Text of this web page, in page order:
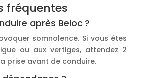
fréquentes
après Beloc ?
somnolence. Si vous êtes
ou aux vertiges, attendez 2
prise avant de conduire.